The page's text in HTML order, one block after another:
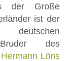
der Große
ist der
des
Hermann Löns